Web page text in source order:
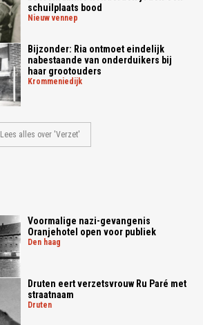
schuilplaats bood
nieuw vennep
Bijzonder: Ria ontmoet eindelijk
nabestaande van onderduikers bij
haar grootouders
krommeniedijk
Lees alles over 'Verzet'
Voormalige nazi-gevangenis
Oranjehotel open voor publiek
den haag
Druten eert verzetsvrouw Ru Paré met
straatnaam
druten